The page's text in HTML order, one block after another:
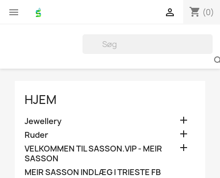
 shopping_cart (0)

HJEM
Jewellery 
Ruder 
VELKOMMEN TIL SASSON.VIP - MEIR
SASSON

MEIR SASSON INDLÆG I TRIESTE FB